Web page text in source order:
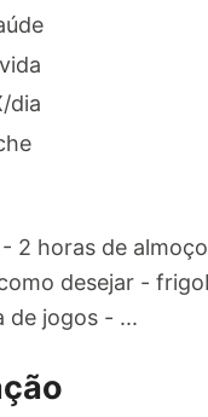
dia
- 2 horas de
desejar -
de jogos - ...